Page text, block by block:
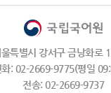
특별시 강서구 금낭화로
화: 02-2669-9775(평일
전송: 02-2669-9737